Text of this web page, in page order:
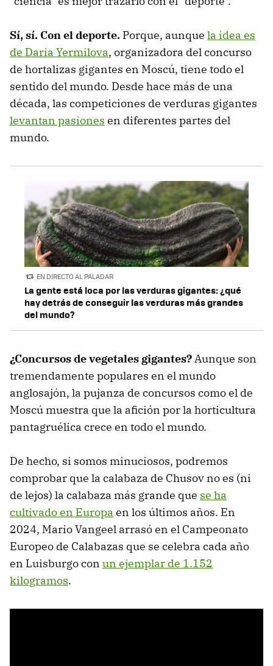
Sí, sí. Con el deporte. Porque, aunque la idea es
de Daria Yermilova, organizadora del concurso
de hortalizas gigantes en Moscú, tiene todo el
sentido del mundo. Desde hace más de una
década, las competiciones de verduras gigantes
levantan pasiones en diferentes partes del
mundo.
EN DIRECTO AL PALADAR
La gente está loca por las verduras gigantes: ¿qué
hay detrás de conseguir las verduras más grandes
del mundo?
¿Concursos de vegetales gigantes?Aunque son
tremendamente populares en el mundo
anglosajón, la pujanza de concursos como el de
Moscú muestra que la afición por la horticultura
pantagruélica crece en todo el mundo.
De hecho, si somos minuciosos, podremos
comprobar que la calabaza de Chusov no es (ni
de lejos) la calabaza más grande que se ha
cultivado en Europa en los últimos años. En
2024, Mario Vangeel arrasó en el Campeonato
Europeo de Calabazas que se celebra cada año
en Luisburgo con un ejemplar de 1.152
kilogramos.